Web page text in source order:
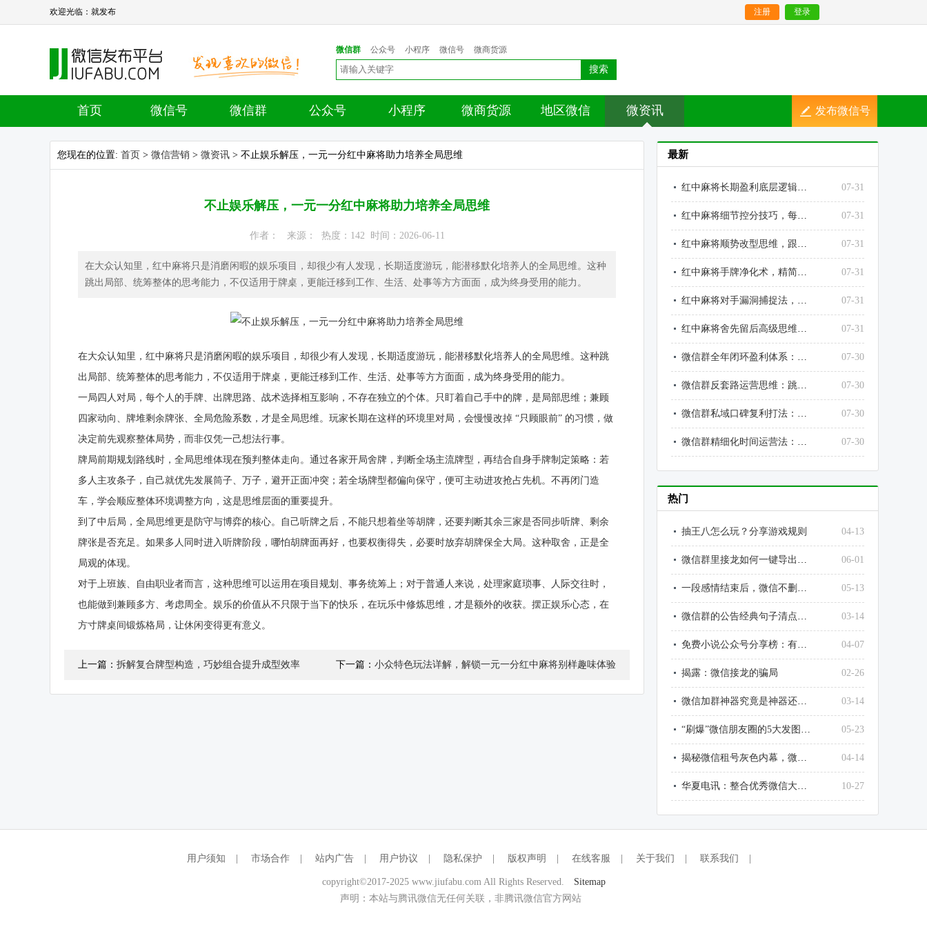
欢迎光临：就发布 登录
注册
微信群 公众号 小程序 微信号 微商货源
搜索
首页 微信号 微信群 公众号 小程序 微商货源 地区微信 微资讯 发布微信号
您现在的位置: 首页 > 微信营销 > 微资讯 > 不止娱乐解压，一元一分红中麻将助力培养全局思维
不止娱乐解压，一元一分红中麻将助力培养全局思维
作者： 来源： 热度：142 时间：2026-06-11
在大众认知里，红中麻将只是消磨闲暇的娱乐项目，却很少有人发现，长期适度游玩，能潜移默化培养人的全局思维。这种
跳出局部、统筹整体的思考能力，不仅适用于牌桌，更能迁移到工作、生活、处事等方方面面，成为终身受用的能力。
在大众认知里，红中麻将只是消磨闲暇的娱乐项目，却很少有人发现，长期适度游玩，能潜移默化培养人的全局思维。这种跳
出局部、统筹整体的思考能力，不仅适用于牌桌，更能迁移到工作、生活、处事等方方面面，成为终身受用的能力。
一局四人对局，每个人的手牌、出牌思路、战术选择相互影响，不存在独立的个体。只盯着自己手中的牌，是局部思维；兼顾
四家动向、牌堆剩余牌张、全局危险系数，才是全局思维。玩家长期在这样的环境里对局，会慢慢改掉 “只顾眼前” 的习惯，做
决定前先观察整体局势，而非仅凭一己想法行事。
牌局前期规划路线时，全局思维体现在预判整体走向。通过各家开局舍牌，判断全场主流牌型，再结合自身手牌制定策略：若
多人主攻条子，自己就优先发展筒子、万子，避开正面冲突；若全场牌型都偏向保守，便可主动进攻抢占先机。不再闭门造
车，学会顺应整体环境调整方向，这是思维层面的重要提升。
到了中后局，全局思维更是防守与博弈的核心。自己听牌之后，不能只想着坐等胡牌，还要判断其余三家是否同步听牌、剩余
牌张是否充足。如果多人同时进入听牌阶段，哪怕胡牌面再好，也要权衡得失，必要时放弃胡牌保全大局。这种取舍，正是全
局观的体现。
对于上班族、自由职业者而言，这种思维可以运用在项目规划、事务统筹上；对于普通人来说，处理家庭琐事、人际交往时，
也能做到兼顾多方、考虑周全。娱乐的价值从不只限于当下的快乐，在玩乐中修炼思维，才是额外的收获。摆正娱乐心态，在
方寸牌桌间锻炼格局，让休闲变得更有意义。
上一篇： 拆解复合牌型构造，巧妙组合提升成型效率 下一篇： 小众特色玩法详解，解锁一元一分红中麻将别样趣味体验
最新
红中麻将长期盈利底层逻辑，告别赌徒思维、做稳定赢家 07-31
红中麻将细节控分技巧，每局多赚一点、长期拉开差距 07-31
红中麻将顺势改型思维，跟着牌运走、永远不吃亏 07-31
红中麻将手牌净化术，精简手牌就是提升胜率 07-31
红中麻将对手漏洞捕捉法，抓对手失误赢对局 07-31
红中麻将舍先留后高级思维，普通人留好牌、高手留后路 07-31
微信群全年闭环盈利体系：从引流、培育、转化、复购、裂变完整落地 07-30
微信群反套路运营思维：跳出行业内卷，打造差异化高价值社群 07-30
微信群私域口碑复利打法：不靠推广，靠口碑自动持续引流变现 07-30
微信群精细化时间运营法：踩准用户活跃时段，让每一次输出效果最大化 07-30
热门
抽王八怎么玩？分享游戏规则 04-13
微信群里接龙如何一键导出数据（简单方便！） 06-01
一段感情结束后，微信不删除只拉黑说明什么 05-13
微信群的公告经典句子清点：每一个句话都能活泼你的微信群 03-14
免费小说公众号分享榜：有一种阅读，叫随时随地 04-07
揭露：微信接龙的骗局 02-26
微信加群神器究竟是神器还是骗局，你加的是粉还是寂寞？ 03-14
“刷爆”微信朋友圈的5大发图诀窍 05-23
揭秘微信租号灰色内幕，微信租号最严重的后果 04-14
华夏电讯：整合优秀微信大号资源，让品牌开展无极限 10-27
用户须知 市场合作 站内广告 用户协议 隐私保护 版权声明 在线客服 关于我们 联系我们
copyright©2017-2025 www.jiufabu.com All Rights Reserved. Sitemap
声明：本站与腾讯微信无任何关联，非腾讯微信官方网站